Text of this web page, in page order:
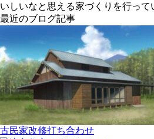
いしいなと思える家づくりを行って
最近のブログ記事
古民家改修打ち合わせ